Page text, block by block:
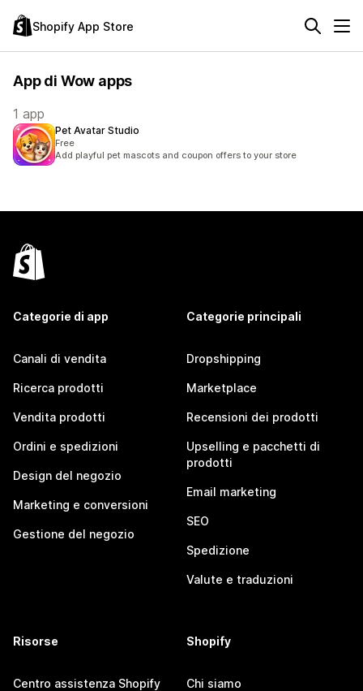
Shopify App Store
App di Wow apps
1 app
Pet Avatar Studio
Free
Add playful pet mascots and coupon offers to your store
Categorie di app
Canali di vendita
Ricerca prodotti
Vendita prodotti
Ordini e spedizioni
Design del negozio
Marketing e conversioni
Gestione del negozio
Categorie principali
Dropshipping
Marketplace
Recensioni dei prodotti
Upselling e pacchetti di
prodotti
Email marketing
SEO
Spedizione
Valute e traduzioni
Risorse
Centro assistenza Shopify
Shopify
Chi siamo